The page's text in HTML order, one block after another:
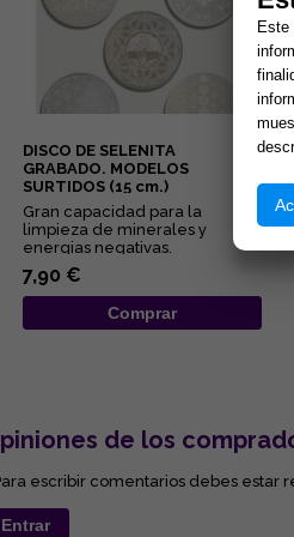
DISCO DE SELENITA
GRABADO. MODELOS
SURTIDOS (15 cm.)
Gran capacidad para la
limpieza de minerales y
energias negativas.
Propiedades purificantes y
protectoras....
7,90 €
Comprar
de los
escribir comentarios debes estar
Entrar
Este